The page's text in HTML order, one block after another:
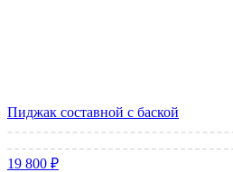
Пиджак составной с баской
19 800 ₽